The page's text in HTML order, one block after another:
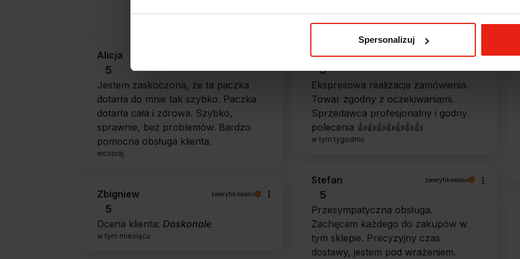
Spersonalizuj
Alicja
5
Jestem zaskoczona, że ta paczka
dotarła do mnie tak szybko. Paczka
dotarła cała i zdrowa. Szybko,
sprawnie, bez problemów. Bardzo
pomocna obsługa klienta.
wczoraj
Magdalena zweryfikowano
5
Ekspresowa realizacja zamówienia.
Towar zgodny z oczekiwaniami.
Sprzedawca profesjonalny i godny
polecenia 👍️👍️👍️👍️👍️👍️👍️
w tym tygodniu
Stefan zweryfikowano
5
Przesympatyczna obsługa.
Zachęcam każdego do zakupów w
tym sklepie. Precyzyjny czas
dostawy, jestem pod wrażeniem.
Zbigniew zweryfikowano
5
Ocena klienta: Doskonale
w tym miesiącu